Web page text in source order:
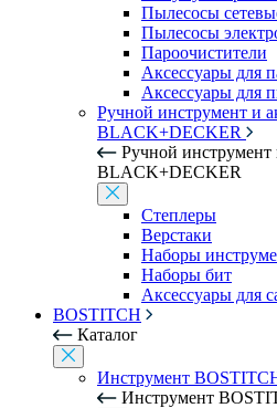
Пылесосы
Пылесосы
Пароочистители
Аксессуары для
Аксессуары для
Ручной инструмент и
BLACK+DECKER
Ручной инструмент
BLACK+DECKER
Степлеры
Верстаки
Наборы
Наборы бит
Аксессуары для
BOSTITCH
Каталог
Инструмент
Инструмент